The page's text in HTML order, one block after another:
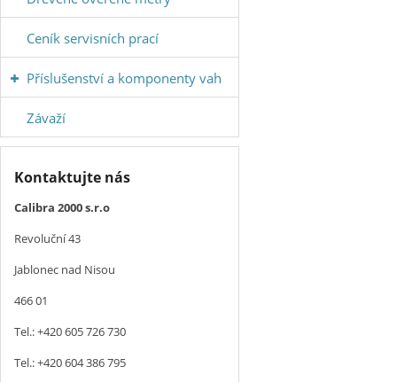
Ceník servisních prací
Příslušenství a komponenty vah
Závaží
Kontaktujte nás
Calibra 2000 s.r.o
Revoluční 43
Jablonec nad Nisou
466 01
Tel.: +420 605 726 730
Tel.: +420 604 386 795